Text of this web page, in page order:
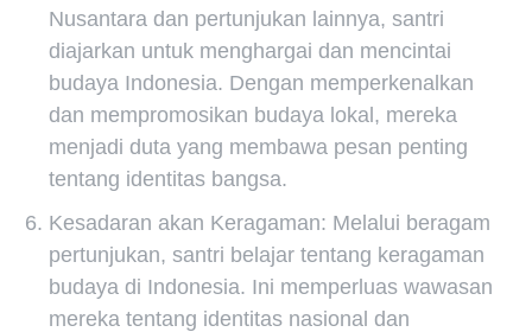
Nusantara dan pertunjukan lainnya, santri
diajarkan untuk menghargai dan mencintai
budaya Indonesia. Dengan memperkenalkan
dan mempromosikan budaya lokal, mereka
menjadi duta yang membawa pesan penting
tentang identitas bangsa.
Kesadaran akan Keragaman: Melalui beragam
pertunjukan, santri belajar tentang keragaman
budaya di Indonesia. Ini memperluas wawasan
mereka tentang identitas nasional dan